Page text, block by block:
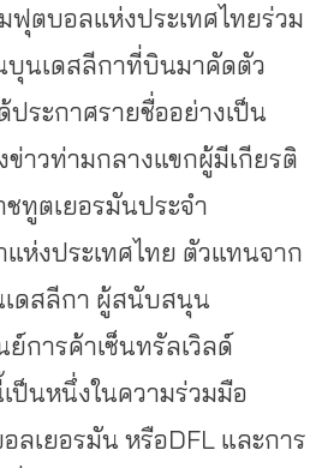
ฟุตบอลแห่งประเทศไทยร่วม
บุนเดสลีกาที่บินมาคัดตัว
ระกาศรายชื่ออย่างเป็น
าวท่ามกลางแขกผู้มีเกียรติ
ทูตเยอรมันประจำ
ห่งประเทศไทย ตัวแทนจาก
ดสลีกา ผู้สนับสนุน
การค้าเซ็นทรัลเวิลด์
ป็นหนึ่งในความร่วมมือ
ลเยอรมัน หรือDFL และการ